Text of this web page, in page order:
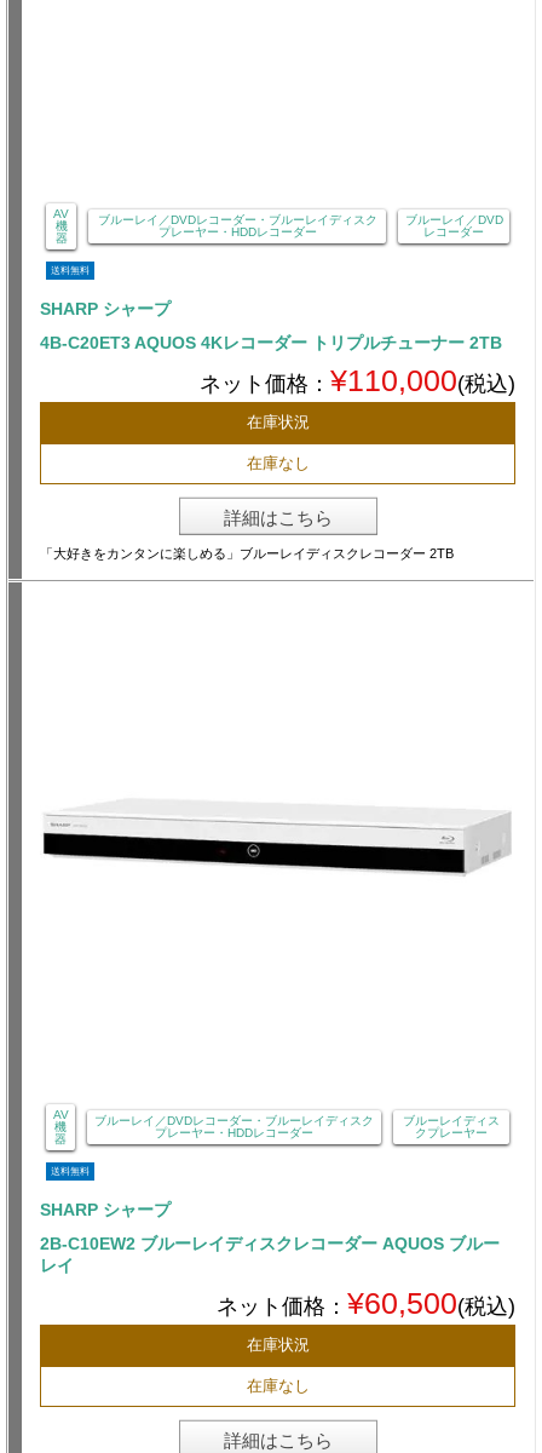
AV
機
器
ブルーレイ／DVDレコーダー・ブルーレイディスク
プレーヤー・HDDレコーダー
ブルーレイ／DVD
レコーダー
送料無料
SHARP シャープ
4B-C20ET3 AQUOS 4Kレコーダー トリプルチューナー 2TB
ネット価格： ¥110,000(税込)
在庫状況
在庫なし
詳細はこちら
「大好きをカンタンに楽しめる」ブルーレイディスクレコーダー 2TB
AV
機
器
ブルーレイ／DVDレコーダー・ブルーレイディスク
プレーヤー・HDDレコーダー
ブルーレイディス
クプレーヤー
送料無料
SHARP シャープ
2B-C10EW2 ブルーレイディスクレコーダー AQUOS ブルー
レイ
ネット価格： ¥60,500(税込)
在庫状況
在庫なし
詳細はこちら